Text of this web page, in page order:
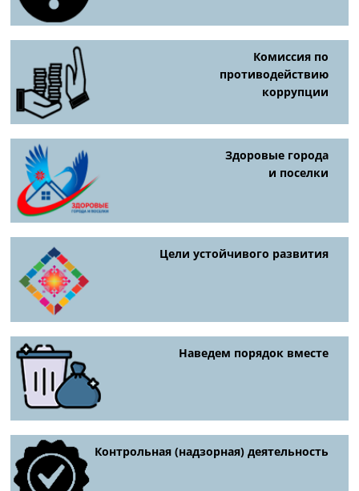
Комиссия по
противодействию
коррупции
Здоровые города
и поселки
Цели устойчивого развития
Наведем порядок вместе
Контрольная (надзорная) деятельность